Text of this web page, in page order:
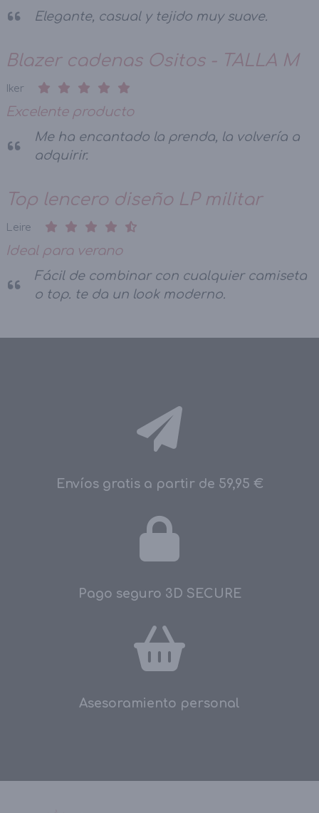
Elegante, casual y tejido muy suave.
Blazer cadenas Ositos - TALLA M
Iker
Excelente producto
Me ha encantado la prenda, la volvería a
adquirir.
Top lencero diseño LP militar
Leire
Ideal para verano
Fácil de combinar con cualquier camiseta
o top. te da un look moderno.
Envíos gratis a partir de 59,95 €
Pago seguro 3D SECURE
Asesoramiento personal